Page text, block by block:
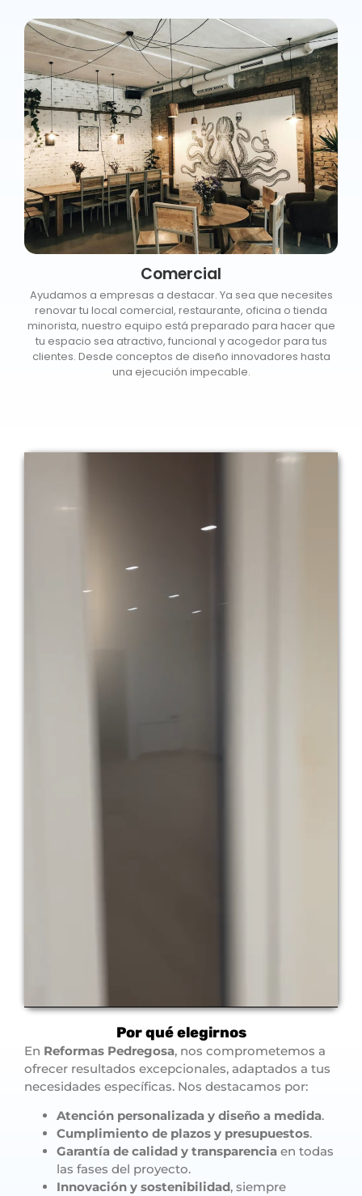
Comercial
Ayudamos a empresas a destacar. Ya sea que necesites
renovar tu local comercial, restaurante, oficina o tienda
minorista, nuestro equipo está preparado para hacer que
tu espacio sea atractivo, funcional y acogedor para tus
clientes. Desde conceptos de diseño innovadores hasta
una ejecución impecable.
Por qué elegirnos
En Reformas Pedregosa, nos comprometemos a
ofrecer resultados excepcionales, adaptados a tus
necesidades específicas. Nos destacamos por:
Atención personalizada y diseño a medida.
Cumplimiento de plazos y presupuestos.
Garantía de calidad y transparencia en todas
las fases del proyecto.
Innovación y sostenibilidad, siempre